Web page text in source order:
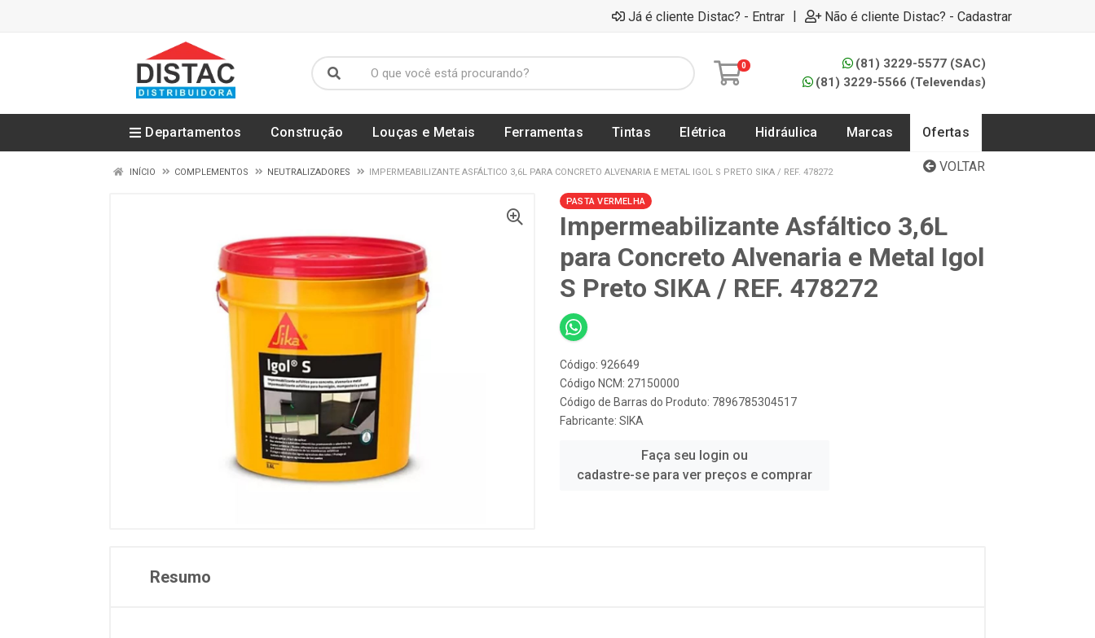
Já é cliente Distac? - Entrar | Não é cliente Distac? - Cadastrar
0
(81) 3229-5577 (SAC)
(81) 3229-5566 (Televendas)
Departamentos Construção Louças e Metais Ferramentas Tintas Elétrica Hidráulica Marcas Ofertas
VOLTAR
INÍCIO COMPLEMENTOS NEUTRALIZADORES IMPERMEABILIZANTE ASFÁLTICO 3,6L PARA CONCRETO ALVENARIA E METAL IGOL S PRETO SIKA / REF. 478272
PASTA VERMELHA
Impermeabilizante Asfáltico 3,6L
para Concreto Alvenaria e Metal Igol
S Preto SIKA / REF. 478272
Código: 926649
Código NCM: 27150000
Código de Barras do Produto: 7896785304517
Fabricante: SIKA
Faça seu login ou
cadastre-se para ver preços e comprar
Resumo